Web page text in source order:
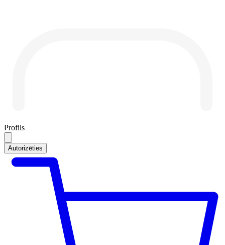
Profils
Autorizēties